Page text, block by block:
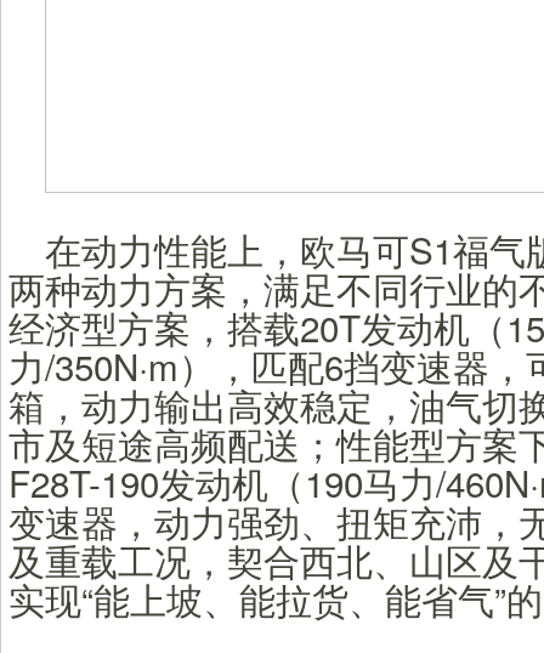
在动力性能上，欧马可S1福气
两种动力方案，满足不同行业的
经济型方案，搭载20T发动机（
力/350N·m），匹配6挡变速器
箱，动力输出高效稳定，油气切
市及短途高频配送；性能型方案
F28T-190发动机（190马力/
变速器，动力强劲、扭矩充沛，
及重载工况，契合西北、山区及
实现“能上坡、能拉货、能省气”